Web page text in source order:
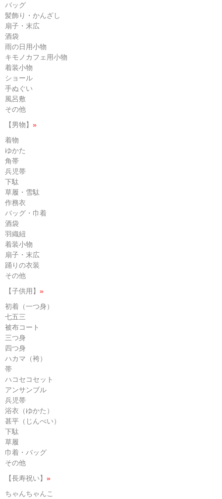
バッグ
髪飾り・かんざし
扇子・末広
酒袋
雨の日用小物
キモノカフェ用小物
着装小物
ショール
手ぬぐい
風呂敷
その他
【男物】 »
着物
ゆかた
角帯
兵児帯
下駄
草履・雪駄
作務衣
バッグ・巾着
酒袋
羽織紐
着装小物
扇子・末広
踊りの衣装
その他
【子供用】 »
初着（一つ身）
七五三
被布コート
三つ身
四つ身
ハカマ（袴）
帯
ハコセコセット
アンサンブル
兵児帯
浴衣（ゆかた）
甚平（じんべい）
下駄
草履
巾着・バッグ
その他
【長寿祝い】 »
ちゃんちゃんこ